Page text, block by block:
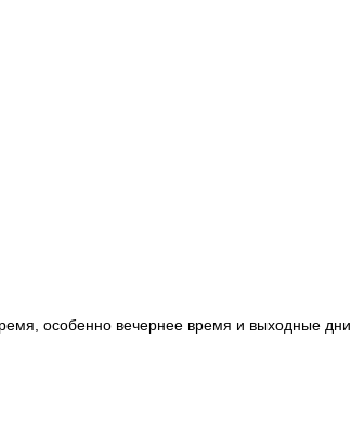
особенно вечернее время и выходные дни.